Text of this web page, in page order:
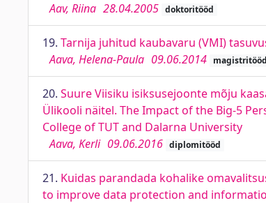
Aav, Riina 28.04.2005 doktoritööd
19. Tarnija juhitud kaubavaru (VMI)
Aava, Helena-Paula 09.06.2014 magistritööd
20. Suure Viisiku isiksusejoonte mõju
Ülikooli näitel. The Impact of the Big-5
College of TUT and Dalarna University
Aava, Kerli 09.06.2016 diplomitööd
21. Kuidas parandada kohalike
to improve data protection and